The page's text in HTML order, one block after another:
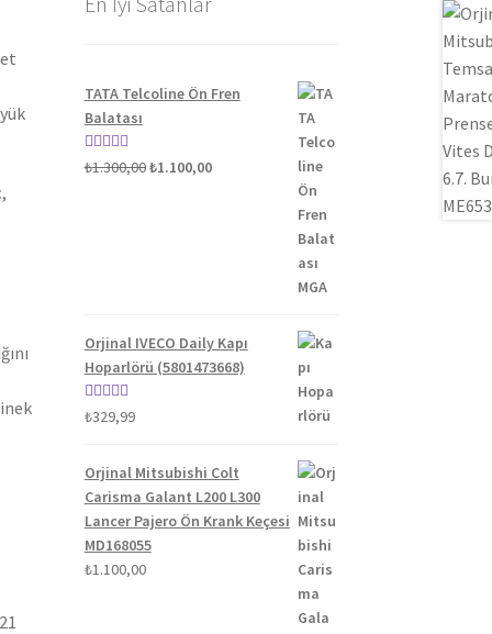
TATA Telcoline Ön Fren
Balatası
5 üzerinden
₺1.300,00Orijinal
₺1.100,00Şu
Orjinal IVECO Daily Kapı
Hoparlörü (5801473668)
5 üzerinden
₺329,99
Orjinal Mitsubishi Colt
Carisma Galant L200 L300
Lancer Pajero Ön Krank Keçesi
MD168055
₺1.100,00